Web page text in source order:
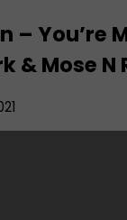
– You’re
& Mose N